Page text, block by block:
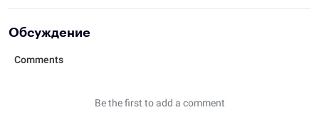
Обсуждение